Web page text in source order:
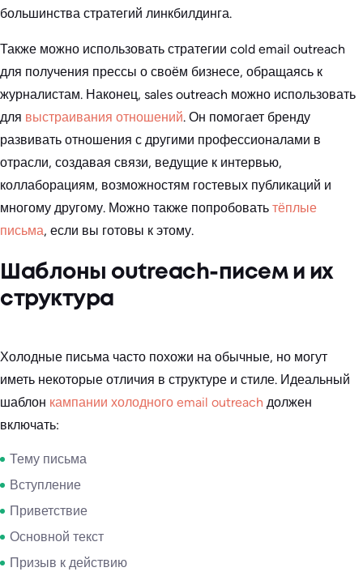
большинства стратегий линкбилдинга.
Также можно использовать стратегии cold email outreach
для получения прессы о своём бизнесе, обращаясь к
журналистам. Наконец, sales outreach можно использовать
для выстраивания отношений. Он помогает бренду
развивать отношения с другими профессионалами в
отрасли, создавая связи, ведущие к интервью,
коллаборациям, возможностям гостевых публикаций и
многому другому. Можно также попробовать тёплые
письма, если вы готовы к этому.
Шаблоны outreach-писем и их
структура
Холодные письма часто похожи на обычные, но могут
иметь некоторые отличия в структуре и стиле. Идеальный
шаблон кампании холодного email outreach должен
включать:
Тему письма
Вступление
Приветствие
Основной текст
Призыв к действию